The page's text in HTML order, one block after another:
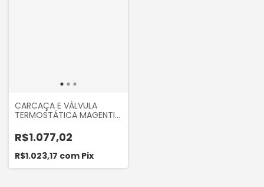
CARCAÇA E VÁLVULA
TERMOSTÁTICA MAGENTIS
SPORTAGE 2.0 16V 2013...
FLEX
R$1.077,02
R$1.023,17 com Pix